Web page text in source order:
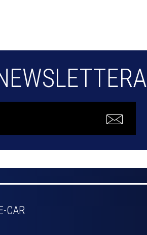
CAR